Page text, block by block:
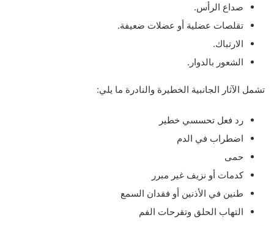
صداع الرأس.
تقلصات عضلية أو عضلات ضعيفة.
الارتباك.
الشعور بالدوار.
تشمل الآثار الجانبية الخطيرة والنادرة ما يلي:
رد فعل تحسسي خطير
اضطراب في الدم
حمى
كدمات أو نزيف غير مبرر
طنين في الأذنين أو فقدان السمع
التهاب الحلق وتقرحات الفم